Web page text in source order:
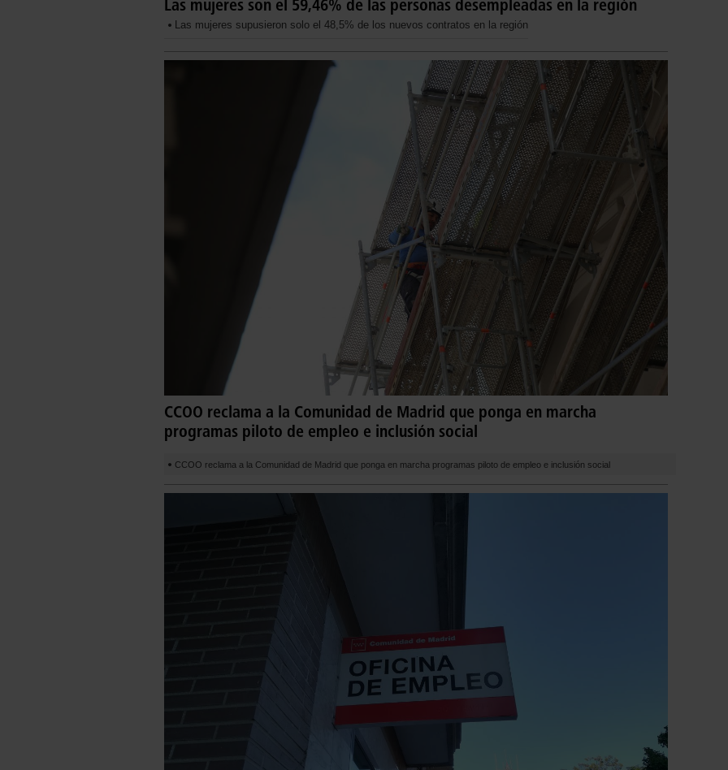
Las mujeres son el 59,46% de las personas desempleadas en la región
Las mujeres supusieron solo el 48,5% de los nuevos contratos en la región
CCOO reclama a la Comunidad de Madrid que ponga en marcha
programas piloto de empleo e inclusión social
CCOO reclama a la Comunidad de Madrid que ponga en marcha programas piloto de empleo e inclusión social